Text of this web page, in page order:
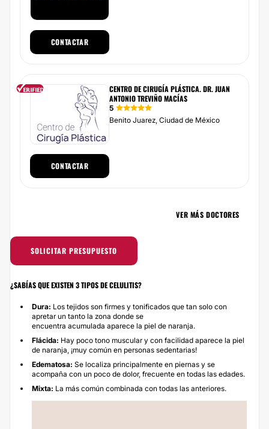
CONTACTAR
CENTRO DE CIRUGÍA PLÁSTICA. DR. JUAN
ANTONIO TREVIÑO MACÍAS
5
Benito Juarez, Ciudad de México
CONTACTAR
VER MÁS DOCTORES
SOLICITAR PRESUPUESTO
¿SABÍAS QUE EXISTEN 3 TIPOS DE CELULITIS?
Dura: Los tejidos son firmes y tonificados que tan solo con
apretar un tanto la zona donde se
encuentra acumulada aparece la piel de naranja.
Flácida: Hay poco tono muscular y con facilidad aparece la piel
de naranja, ¡muy común en personas sedentarias!
Edematosa: Se localiza principalmente en piernas y se
acompaña con un poco de dolor, frecuente en todas las edades.
Mixta: La más común combinada con todas las anteriores.